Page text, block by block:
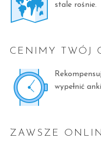
stale rośnie.
CENIMY TWÓJ
wypełnić
ZAWSZE